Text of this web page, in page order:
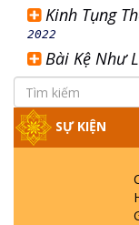
Kinh Tụng
2022
Bài Kệ Như
SỰ KIỆN